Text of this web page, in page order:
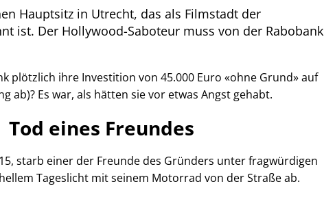
Hauptsitz in Utrecht, das als Filmstadt der
ist. Der Hollywood-Saboteur muss von der Rabobank
plötzlich ihre Investition von 45.000 Euro ohne Grund auf
ab)? Es war, als hätten sie vor etwas Angst gehabt.
Tod eines Freundes
starb einer der Freunde des Gründers unter fragwürdigen
Tageslicht mit seinem Motorrad von der Straße ab.